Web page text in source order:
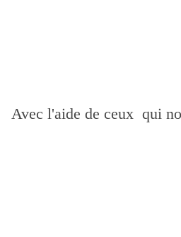
Avec l'aide de ceux qui